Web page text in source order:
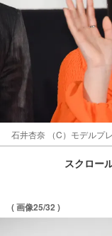
石井杏奈 （C）モデルプ
スクロー
( 画像25/32 )